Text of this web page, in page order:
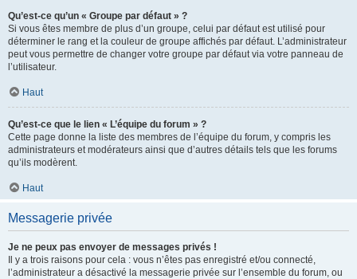
Qu’est-ce qu’un « Groupe par défaut » ?
Si vous êtes membre de plus d’un groupe, celui par défaut est utilisé pour
déterminer le rang et la couleur de groupe affichés par défaut. L’administrateur
peut vous permettre de changer votre groupe par défaut via votre panneau de
l’utilisateur.
Haut
Qu’est-ce que le lien « L’équipe du forum » ?
Cette page donne la liste des membres de l’équipe du forum, y compris les
administrateurs et modérateurs ainsi que d’autres détails tels que les forums
qu’ils modèrent.
Haut
Messagerie privée
Je ne peux pas envoyer de messages privés !
Il y a trois raisons pour cela : vous n’êtes pas enregistré et/ou connecté,
l’administrateur a désactivé la messagerie privée sur l’ensemble du forum, ou